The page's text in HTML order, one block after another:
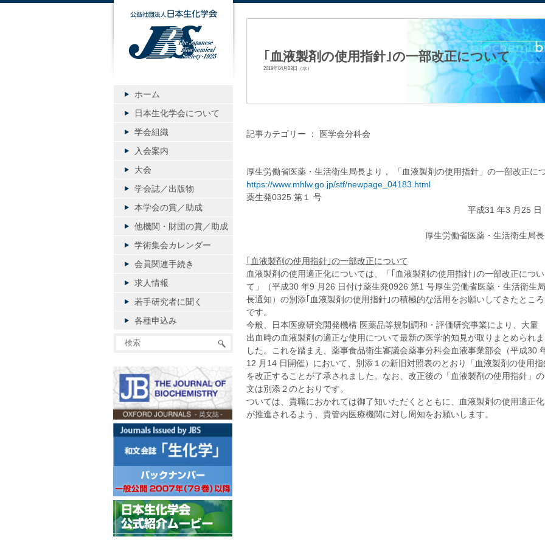
｢血液製剤の使用指針｣の一部改正について
2019年04月03日（水）
記事カテゴリー ： 医学会分科会
厚生労働省医薬・生活衛生局長より， 「血液製剤の使用指針」の一部改正に
https://www.mhlw.go.jp/stf/newpage_04183.html
薬生発0325 第１ 号
平成31 年3 月25 日
厚生労働省医薬・生活衛生局長
｢血液製剤の使用指針｣の一部改正について
血液製剤の使用適正化については、「｢血液製剤の使用指針｣の一部改正につい
て」（平成30 年9 月26 日付け薬生発0926 第1 号厚生労働省医薬・生活衛生局
長通知）の別添｢血液製剤の使用指針｣の積極的な活用をお願いしてきたところ
です。
今般、日本医療研究開発機構 医薬品等規制調和・評価研究事業により、大量
出血時の血液製剤の適正な使用について最新の医学的知見が取りまとめられま
した。これを踏まえ、薬事食品衛生審議会薬事分科会血液事業部会（平成30
12 月14 日開催）において、別添１の新旧対照表のとおり「血液製剤の使用指
を改正することが了承されました。なお、改正後の「血液製剤の使用指針」
文は別添２のとおりです。
ついては、貴職におかれては御了知いただくとともに、血液製剤の使用適正化
が推進されるよう、貴管内医療機関に対し周知をお願いします。
公益社団法人日本生化学会
ホーム
日本生化学会について
学会組織
入会案内
大会
学会誌／出版物
本学会の賞／助成
他機関・財団の賞／助成
学術集会カレンダー
会員関連手続き
求人情報
若手研究者に聞く
各種申込み